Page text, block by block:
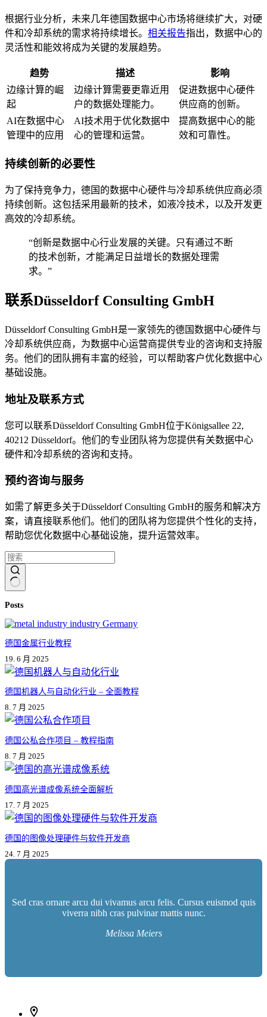
根据行业分析，未来几年德国数据中心市场将继续扩大，对硬
件和冷却系统的需求将持续增长。 相关报告指出，数据中心的
灵活性和能效将成为关键的发展趋势。
趋势 描述
影响
边缘计算的崛
起
边缘计算需要更靠近用
户的数据处理能力。
促进数据中心硬件
供应商的创新。
AI在数据中心
管理中的应用
AI技术用于优化数据中
心的管理和运营。
提高数据中心的能
效和可靠性。
持续创新的必要性
为了保持竞争力，德国的数据中心硬件与冷却系统供应商必须
持续创新。这包括采用最新的技术，如液冷技术，以及开发更
高效的冷却系统。
“创新是数据中心行业发展的关键。只有通过不断
的技术创新，才能满足日益增长的数据处理需
求。”
联系Düsseldorf Consulting GmbH
Düsseldorf Consulting GmbH是一家领先的德国数据中心硬件与
冷却系统供应商，为数据中心运营商提供专业的咨询和支持服
务。他们的团队拥有丰富的经验，可以帮助客户优化数据中心
基础设施。
地址及联系方式
您可以联系Düsseldorf Consulting GmbH位于Königsallee 22,
40212 Düsseldorf。他们的专业团队将为您提供有关数据中心
硬件和冷却系统的咨询和支持。
预约咨询与服务
如需了解更多关于Düsseldorf Consulting GmbH的服务和解决方
案，请直接联系他们。他们的团队将为您提供个性化的支持，
帮助您优化数据中心基础设施，提升运营效率。
果
Posts
德国金属行业教程
19. 6 月 2025
德国机器人与自动化行业 – 全面教程
8. 7 月 2025
德国公私合作项目 – 教程指南
8. 7 月 2025
德国高光谱成像系统全面解析
17. 7 月 2025
德国的图像处理硬件与软件开发商
24. 7 月 2025
Sed cras ornare arcu dui vivamus arcu felis. Cursus euismod quis
viverra nibh cras pulvinar mattis nunc.
Melissa Meiers